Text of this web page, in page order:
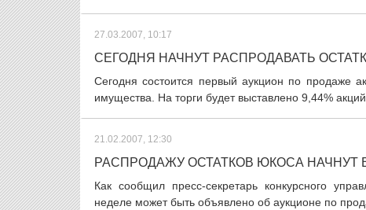
27.03.2007, 10:17
СЕГОДНЯ НАЧНУТ РАСПРОДАВАТЬ
Сегодня состоится первый аукцион по продаже
имущества. На торги будет выставлено 9,44%
21.02.2007, 12:30
РАСПРОДАЖУ ОСТАТКОВ ЮКОСА НАЧНУТ
Как сообщил пресс-секретарь конкурсного
неделе может быть объявлено об аукционе по